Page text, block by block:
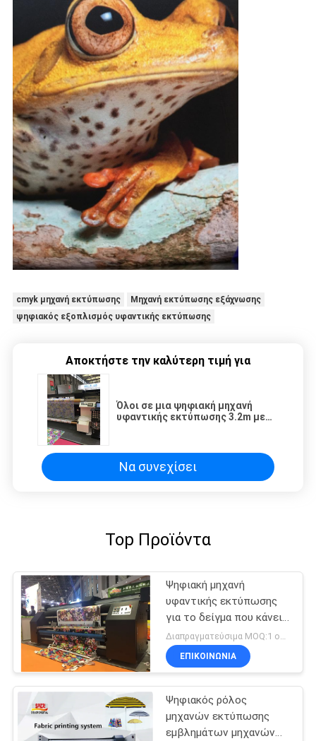
cmyk μηχανή εκτύπωσης
Μηχανή εκτύπωσης εξάχνωσης
ψηφιακός εξοπλισμός υφαντικής εκτύπωσης
Αποκτήστε την καλύτερη τιμή για
Όλοι σε μια ψηφιακή μηχανή
υφαντικής εκτύπωσης 3.2m με
Να συνεχίσει
Top Προϊόντα
Ψηφιακή μηχανή
υφαντικής εκτύπωσης
για το δείγμα που κάνει
τις λύσεις εκτύπωσης Διαπραγματεύσιμα MOQ:1 ομάδα
ΕΠΙΚΟΙΝΩΝΙΑ
Ψηφιακός ρόλος
μηχανών εκτύπωσης
εμβλημάτων μηχανών